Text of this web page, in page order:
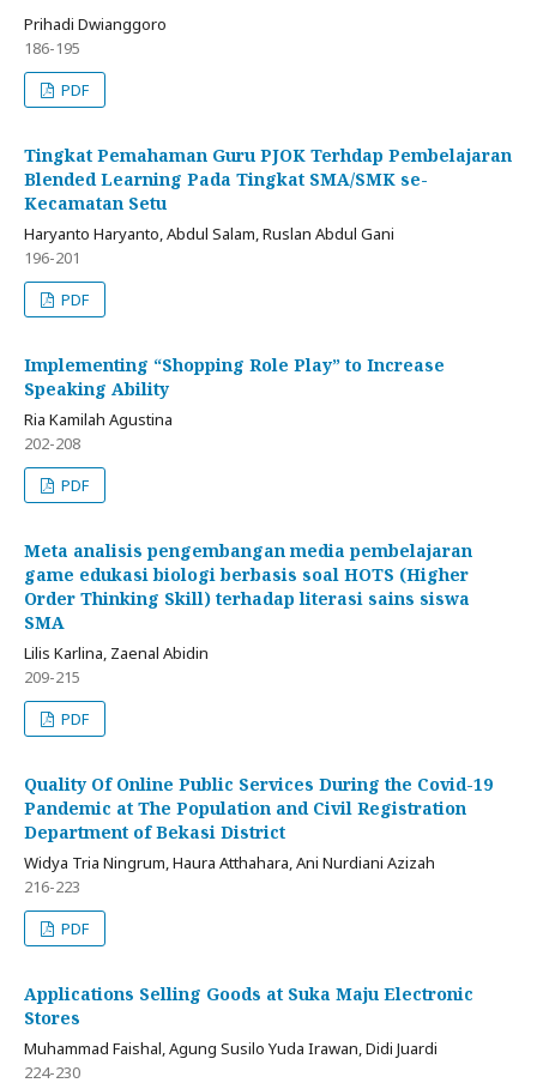
Prihadi Dwianggoro
186-195
PDF
Tingkat Pemahaman Guru PJOK Terhdap Pembelajaran
Blended Learning Pada Tingkat SMA/SMK se-
Kecamatan Setu
Haryanto Haryanto, Abdul Salam, Ruslan Abdul Gani
196-201
PDF
Implementing “Shopping Role Play” to Increase
Speaking Ability
Ria Kamilah Agustina
202-208
PDF
Meta analisis pengembangan media pembelajaran
game edukasi biologi berbasis soal HOTS (Higher
Order Thinking Skill) terhadap literasi sains siswa
SMA
Lilis Karlina, Zaenal Abidin
209-215
PDF
Quality Of Online Public Services During the Covid-19
Pandemic at The Population and Civil Registration
Department of Bekasi District
Widya Tria Ningrum, Haura Atthahara, Ani Nurdiani Azizah
216-223
PDF
Applications Selling Goods at Suka Maju Electronic
Stores
Muhammad Faishal, Agung Susilo Yuda Irawan, Didi Juardi
224-230